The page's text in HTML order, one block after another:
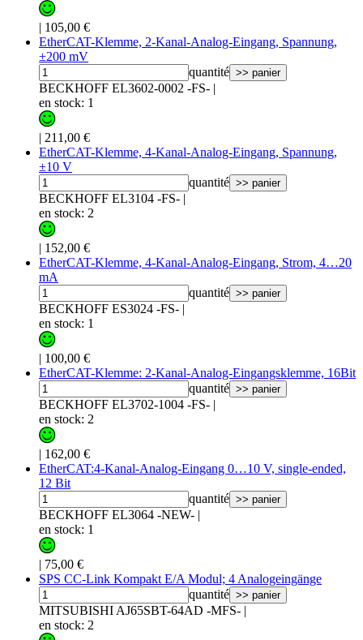
| 105,00 €
EtherCAT-Klemme, 2-Kanal-Analog-Eingang, Spannung,
±200 mV
quantité >> panier
BECKHOFF EL3602-0002 -FS- |
en stock: 1
| 211,00 €
EtherCAT-Klemme, 4-Kanal-Analog-Eingang, Spannung,
±10 V
quantité >> panier
BECKHOFF EL3104 -FS- |
en stock: 2
| 152,00 €
EtherCAT-Klemme, 4-Kanal-Analog-Eingang, Strom, 4…20
mA
quantité >> panier
BECKHOFF ES3024 -FS- |
en stock: 1
| 100,00 €
EtherCAT-Klemme: 2-Kanal-Analog-Eingangsklemme, 16Bit
quantité >> panier
BECKHOFF EL3702-1004 -FS- |
en stock: 2
| 162,00 €
EtherCAT:4-Kanal-Analog-Eingang 0…10 V, single-ended,
12 Bit
quantité >> panier
BECKHOFF EL3064 -NEW- |
en stock: 1
| 75,00 €
SPS CC-Link Kompakt E/A Modul; 4 Analogeingänge
quantité >> panier
MITSUBISHI AJ65SBT-64AD -MFS- |
en stock: 2